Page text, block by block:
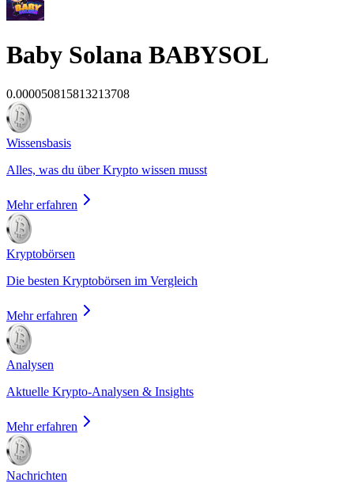
Baby Solana BABYSOL
0.000050815813213708
Wissensbasis
Alles, was du über Krypto wissen musst
Mehr erfahren
Kryptobörsen
Die besten Kryptobörsen im Vergleich
Mehr erfahren
Analysen
Aktuelle Krypto-Analysen & Insights
Mehr erfahren
Nachrichten